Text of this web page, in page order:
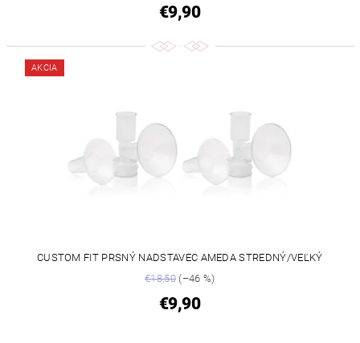
€9,90
AKCIA
CUSTOM FIT PRSNÝ NADSTAVEC AMEDA STREDNÝ/VEĽKÝ
€18,50(–46 %)
€9,90